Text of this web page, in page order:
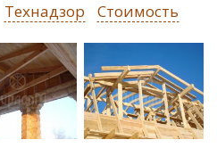
Технадзор Стоимость